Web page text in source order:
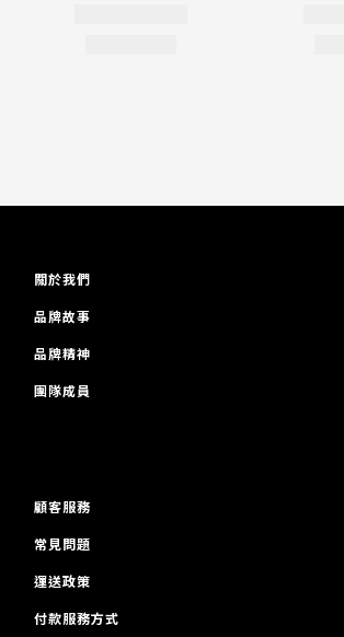
關於我們
品牌故事
品牌精神
團隊成員
顧客服務
常見問題
運送政策
付款服務方式